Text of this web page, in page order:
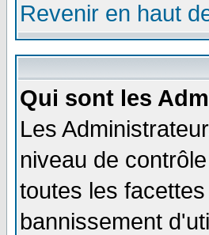
Revenir en haut
Qui sont les
Les
niveau de
toutes les
bannissement